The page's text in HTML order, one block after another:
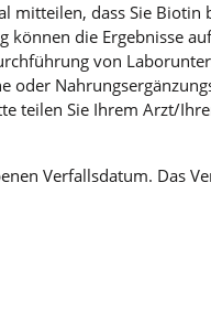
mitteilen, dass Sie
können die Ergebnisse
von
oder
teilen Sie Ihrem Arzt/
Verfallsdatum. Das